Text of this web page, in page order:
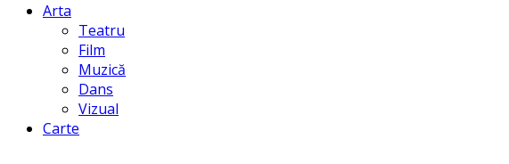
Arta
Teatru
Film
Muzică
Dans
Vizual
Carte